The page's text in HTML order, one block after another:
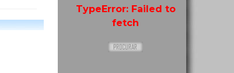
TypeError: Failed to
fetch